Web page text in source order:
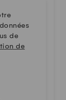
de
de